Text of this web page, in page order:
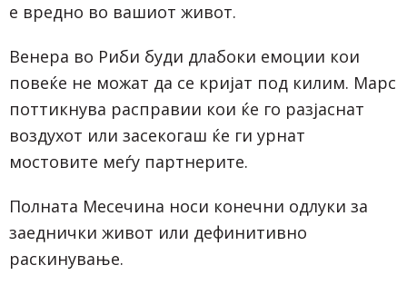
е вредно во вашиот живот.
Венера во Риби буди длабоки емоции кои
повеќе не можат да се кријат под килим. Марс
поттикнува расправии кои ќе го разјаснат
воздухот или засекогаш ќе ги урнат
мостовите меѓу партнерите.
Полната Месечина носи конечни одлуки за
заеднички живот или дефинитивно
раскинување.